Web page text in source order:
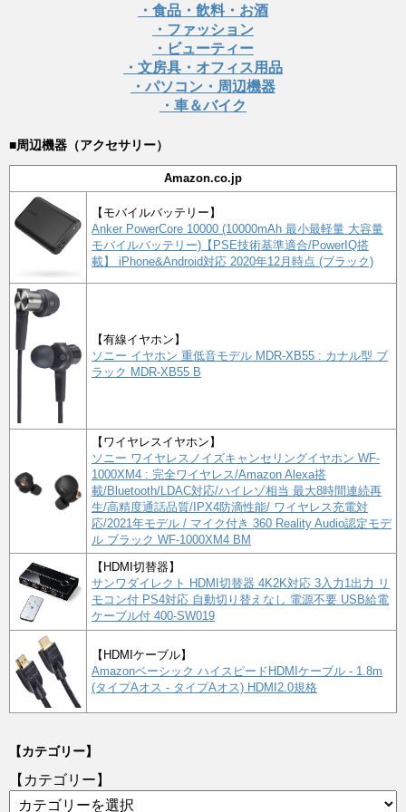
・食品・飲料・お酒
・ファッション
・ビューティー
・文房具・オフィス用品
・パソコン・周辺機器
・車＆バイク
■周辺機器（アクセサリー）
Amazon.co.jp
【モバイルバッテリー】
Anker PowerCore 10000 (10000mAh 最小最軽量 大容量
モバイルバッテリー)【PSE技術基準適合/PowerIQ搭
載】 iPhone&Android対応 2020年12月時点 (ブラック)
【有線イヤホン】
ソニー イヤホン 重低音モデル MDR-XB55 : カナル型 ブ
ラック MDR-XB55 B
【ワイヤレスイヤホン】
ソニー ワイヤレスノイズキャンセリングイヤホン WF-
1000XM4 : 完全ワイヤレス/Amazon Alexa搭
載/Bluetooth/LDAC対応/ハイレゾ相当 最大8時間連続再
生/高精度通話品質/IPX4防滴性能/ ワイヤレス充電対
応/2021年モデル / マイク付き 360 Reality Audio認定モデ
ル ブラック WF-1000XM4 BM
【HDMI切替器】
サンワダイレクト HDMI切替器 4K2K対応 3入力1出力 リ
モコン付 PS4対応 自動切り替えなし 電源不要 USB給電
ケーブル付 400-SW019
【HDMIケーブル】
Amazonベーシック ハイスピードHDMIケーブル - 1.8m
(タイプAオス - タイプAオス) HDMI2.0規格
【カテゴリー】
【カテゴリー】